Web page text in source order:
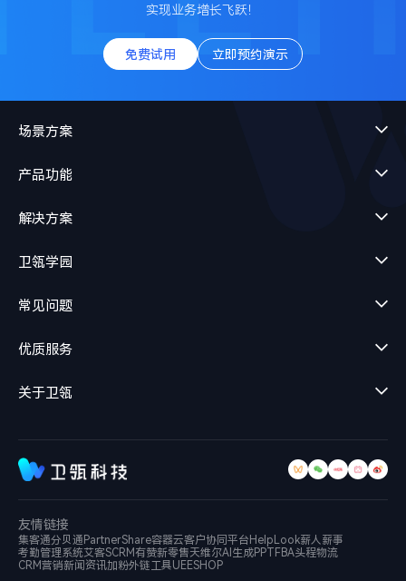
实现业务增长飞跃！
免费试用 立即预约演示
场景方案
产品功能
解决方案
卫瓴学园
常见问题
优质服务
关于卫瓴
友情链接
集客通分贝通 PartnerShare容器云客户协同平台 HelpLook薪人薪事
考勤管理系统艾客SCRM有赞新零售天维尔AI生成PPT FBA头程物流
CRM营销新闻资讯加粉外链工具UEESHOP